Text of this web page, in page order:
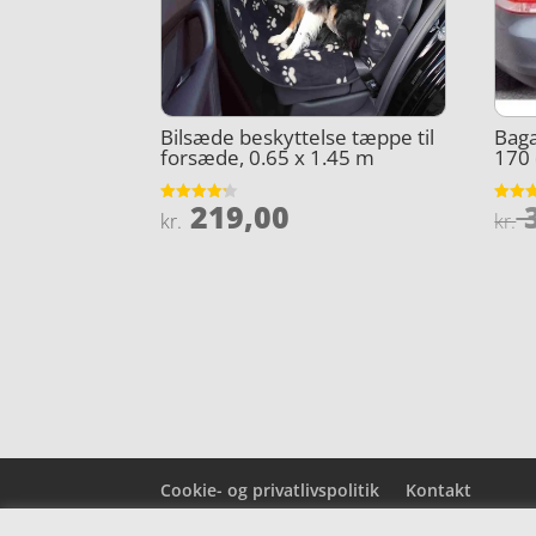
Bilsæde beskyttelse tæppe til
forsæde, 0.65 x 1.45 m
Vurderet
4.2
kr. 219,00
170
4.2
kr.
Cookie- og privatlivspolitik Kontakt